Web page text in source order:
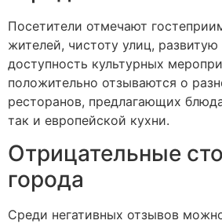
Посетители отмечают
жителей, чистоту улиц,
доступность культурных
положительно отзываются о
ресторанов, предлагающих
так и европейской кухни.
Отрицательные
города
Среди негативных отзывов